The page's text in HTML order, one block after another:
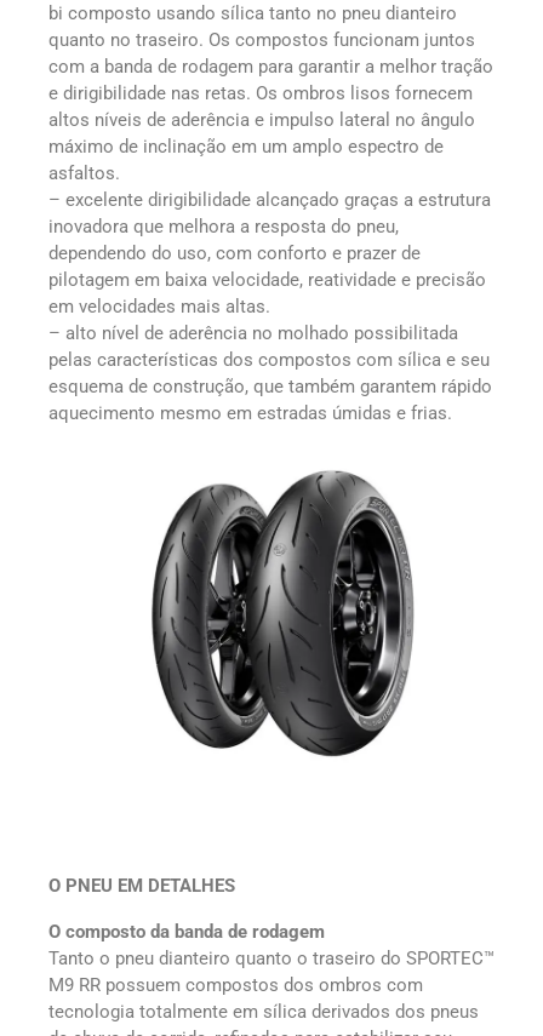
bi composto usando sílica tanto no pneu dianteiro
quanto no traseiro. Os compostos funcionam juntos
com a banda de rodagem para garantir a melhor tração
e dirigibilidade nas retas. Os ombros lisos fornecem
altos níveis de aderência e impulso lateral no ângulo
máximo de inclinação em um amplo espectro de
asfaltos.
– excelente dirigibilidade alcançado graças a estrutura
inovadora que melhora a resposta do pneu,
dependendo do uso, com conforto e prazer de
pilotagem em baixa velocidade, reatividade e precisão
em velocidades mais altas.
– alto nível de aderência no molhado possibilitada
pelas características dos compostos com sílica e seu
esquema de construção, que também garantem rápido
aquecimento mesmo em estradas úmidas e frias.
O PNEU EM DETALHES
O composto da banda de rodagem
Tanto o pneu dianteiro quanto o traseiro do SPORTEC™
M9 RR possuem compostos dos ombros com
tecnologia totalmente em sílica derivados dos pneus